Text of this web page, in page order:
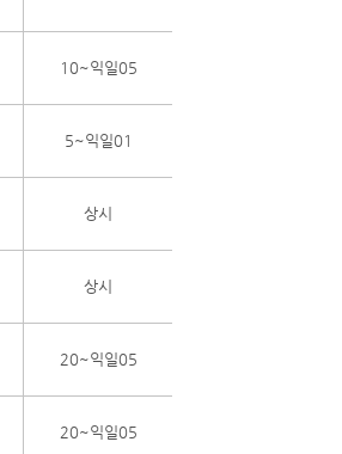
10~익일05
5~익일01
상시
상시
20~익일05
20~익일05